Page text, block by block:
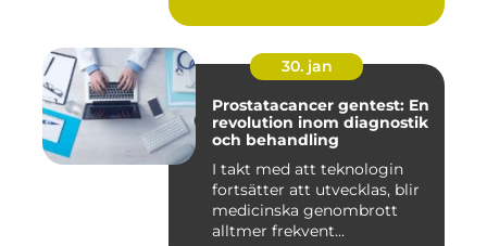
30. jan
Prostatacancer gentest: En
revolution inom diagnostik
och behandling
I takt med att teknologin
fortsätter att utvecklas, blir
medicinska genombrott
alltmer frekvent...